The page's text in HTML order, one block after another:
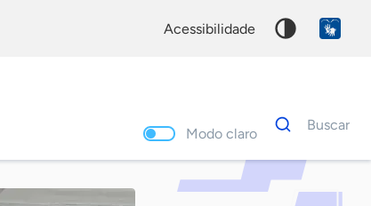
acessibilidade
Modo claro
Dados
para
Buscar
Palavra
chave